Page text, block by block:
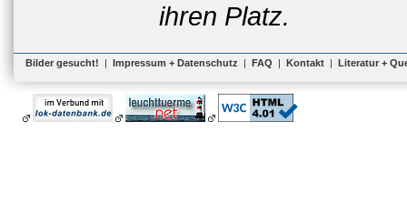
ihren Platz.
Bilder gesucht! | Impressum + Datenschutz | FAQ | Kontakt | Literatur +